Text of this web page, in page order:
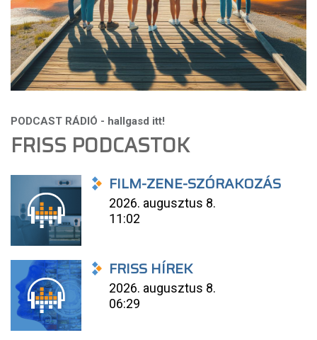
FRISS PODCASTOK
FILM-ZENE-SZÓRAKOZÁS
2026. augusztus 8.
11:02
FRISS HÍREK
2026. augusztus 8.
06:29